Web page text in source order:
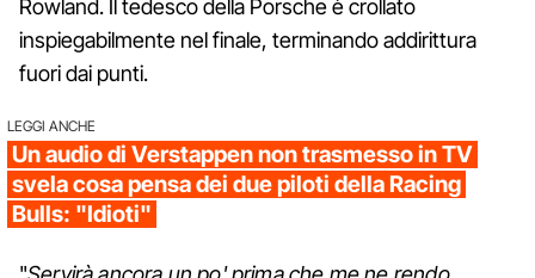
Rowland. Il tedesco della Porsche è crollato
inspiegabilmente nel finale, terminando addirittura
fuori dai punti.
LEGGI ANCHE
Un audio di Verstappen non trasmesso in TV
svela cosa pensa dei due piloti della Racing
Bulls: "Idioti"